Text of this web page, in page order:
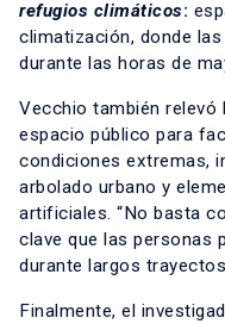
refugios climáticos:
climatización, donde
durante las horas de
Vecchio también
espacio público para
condiciones extremas,
arbolado urbano y
artificiales. “No basta
clave que las personas
durante largos
Finalmente, el